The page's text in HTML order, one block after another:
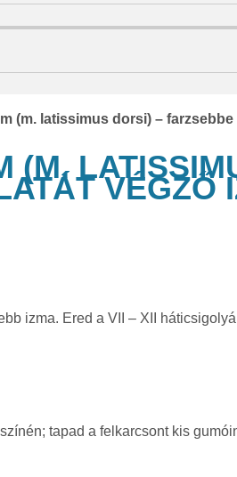
(m. latissimus dorsi) –
(M.
VÉGZŐ
izma. Ered a VII – XII
tapad a felkarcsont kis